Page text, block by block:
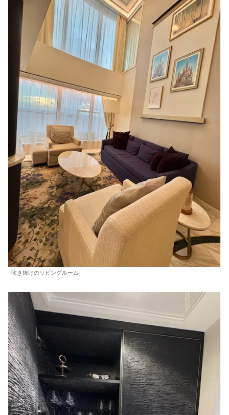
吹き抜けのリビングルーム